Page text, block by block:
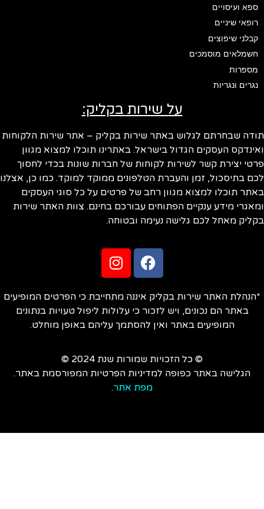
ספא ועיסויים
רופאי שיניים
קבלני שיפוצים
חשמלאים מוסמכים
מספרות
נגרים ונגריות
על שירות בקליק:
שבחרתם לגלוש באתר שירות בקליק – אתר שירות הלקוחות
העסקים הגדול בישראל. באתרינו תוכלו למצוא מגוון
יצירת קשר לשירות לקוחות של חברות שונות בכדי לחסוך
בתיסכול, זמן והעברת הטלפונים ממוקד למוקד. כמו כן, אצלנו
תוכלו למצוא מגוון רחב של פרטים על כל סוגי העסקים
מידע ענקיים הפתוחים עבורכם בחינם. צוות האתר שירות
מאחל לכם גלישה נעימה ובטוחה.
האתר שירות בקליק איננה מתחייבת כי הפרטים המופיעים
באתר הם נכונים, ויש לזכור כי עלולות ליפול טעויות בנתונים
המופיעים באתר ואין להסתמך עליהם באופן מוחלט.
© כל הזכויות שמורות שנת 2024 ©
הגלישה באתר כפופה למדיניות הפרטיות המפורסמת באתר.
מפת אתר.